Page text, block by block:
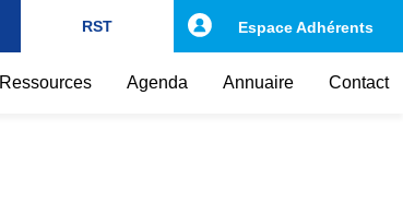
RST
Ressources Agenda Annuaire Contact
Espace Adhérents